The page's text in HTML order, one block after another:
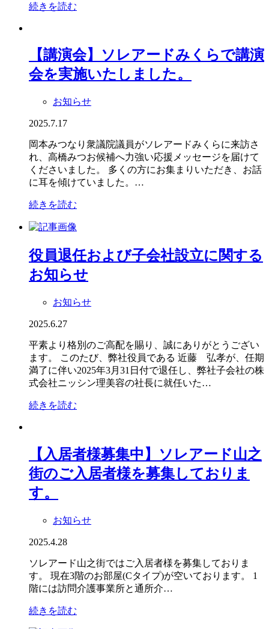
続きを読む
【講演会】ソレアードみくらで講演
会を実施いたしました。
お知らせ
2025.7.17
岡本みつなり衆議院議員がソレアードみくらに来訪さ
れ、高橋みつお候補へ力強い応援メッセージを届けて
くださいました。 多くの方にお集まりいただき、お話
に耳を傾けていました。…
続きを読む
役員退任および子会社設立に関する
お知らせ
お知らせ
2025.6.27
平素より格別のご高配を賜り、誠にありがとうござい
ます。 このたび、弊社役員である 近藤 弘孝が、任期
満了に伴い2025年3月31日付で退任し、弊社子会社の株
式会社ニッシン理美容の社長に就任いた…
続きを読む
【入居者様募集中】ソレアード山之
街のご入居者様を募集しておりま
す。
お知らせ
2025.4.28
ソレアード山之街ではご入居者様を募集しておりま
す。 現在3階のお部屋(Cタイプ)が空いております。 1
階には訪問介護事業所と通所介…
続きを読む